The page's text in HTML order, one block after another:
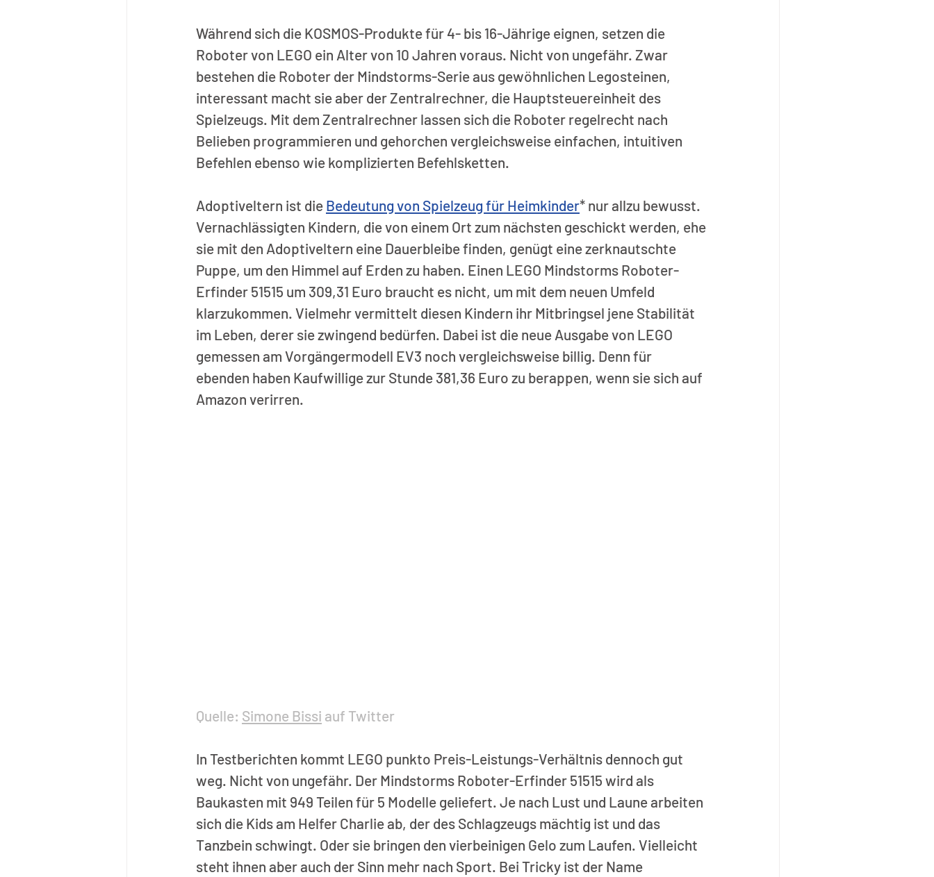
Während sich die KOSMOS-Produkte für 4- bis 16-Jährige eignen, setzen die
Roboter von LEGO ein Alter von 10 Jahren voraus. Nicht von ungefähr. Zwar
bestehen die Roboter der Mindstorms-Serie aus gewöhnlichen Legosteinen,
interessant macht sie aber der Zentralrechner, die Hauptsteuereinheit des
Spielzeugs. Mit dem Zentralrechner lassen sich die Roboter regelrecht nach
Belieben programmieren und gehorchen vergleichsweise einfachen, intuitiven
Befehlen ebenso wie komplizierten Befehlsketten.
Adoptiveltern ist die Bedeutung von Spielzeug für Heimkinder* nur allzu bewusst.
Vernachlässigten Kindern, die von einem Ort zum nächsten geschickt werden, ehe
sie mit den Adoptiveltern eine Dauerbleibe finden, genügt eine zerknautschte
Puppe, um den Himmel auf Erden zu haben. Einen LEGO Mindstorms Roboter-
Erfinder 51515 um 309,31 Euro braucht es nicht, um mit dem neuen Umfeld
klarzukommen. Vielmehr vermittelt diesen Kindern ihr Mitbringsel jene Stabilität
im Leben, derer sie zwingend bedürfen. Dabei ist die neue Ausgabe von LEGO
gemessen am Vorgängermodell EV3 noch vergleichsweise billig. Denn für
ebenden haben Kaufwillige zur Stunde 381,36 Euro zu berappen, wenn sie sich auf
Amazon verirren.
Quelle: Simone Bissi auf Twitter
In Testberichten kommt LEGO punkto Preis-Leistungs-Verhältnis dennoch gut
weg. Nicht von ungefähr. Der Mindstorms Roboter-Erfinder 51515 wird als
Baukasten mit 949 Teilen für 5 Modelle geliefert. Je nach Lust und Laune arbeiten
sich die Kids am Helfer Charlie ab, der des Schlagzeugs mächtig ist und das
Tanzbein schwingt. Oder sie bringen den vierbeinigen Gelo zum Laufen. Vielleicht
steht ihnen aber auch der Sinn mehr nach Sport. Bei Tricky ist der Name